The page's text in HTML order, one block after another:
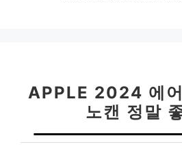
APPLE 2024 에
노캔 정말